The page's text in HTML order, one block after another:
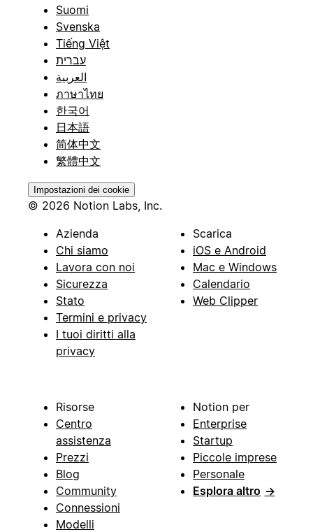
Suomi
Svenska
Tiếng Việt
עברית
العربية
ภาษาไทย
한국어
日本語
简体中文
繁體中文
Impostazioni dei cookie
© 2026 Notion Labs, Inc.
Azienda
Chi siamo
Lavora con noi
Sicurezza
Stato
Termini e privacy
I tuoi diritti alla
privacy
Scarica
iOS e Android
Mac e Windows
Calendario
Web Clipper
Risorse
Centro
assistenza
Prezzi
Blog
Community
Connessioni
Modelli
Notion per
Enterprise
Startup
Piccole imprese
Personale
Esplora altro →